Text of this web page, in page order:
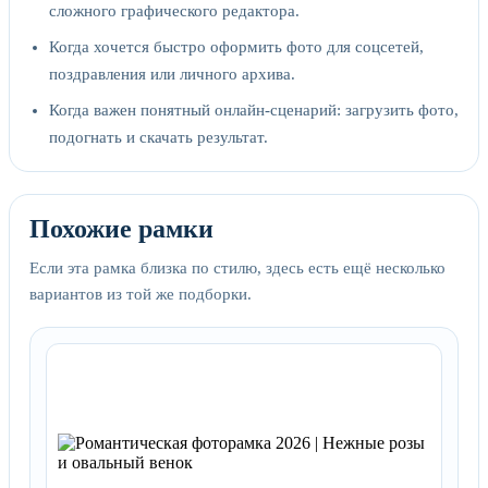
сложного графического редактора.
Когда хочется быстро оформить фото для соцсетей,
поздравления или личного архива.
Когда важен понятный онлайн-сценарий: загрузить фото,
подогнать и скачать результат.
Похожие рамки
Если эта рамка близка по стилю, здесь есть ещё несколько
вариантов из той же подборки.